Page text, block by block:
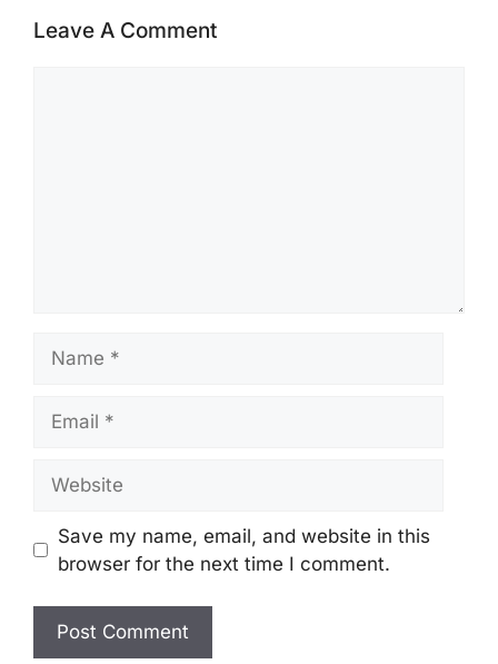
Leave A Comment
Save my name, email, and website in this
browser for the next time I comment.